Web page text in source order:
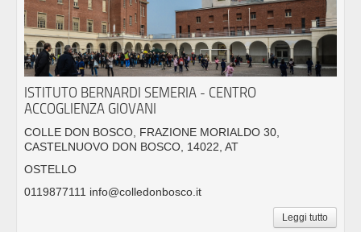
ISTITUTO BERNARDI SEMERIA - CENTRO
ACCOGLIENZA GIOVANI
COLLE DON BOSCO, FRAZIONE MORIALDO 30,
CASTELNUOVO DON BOSCO, 14022, AT
OSTELLO
0119877111 info@colledonbosco.it
Leggi tutto